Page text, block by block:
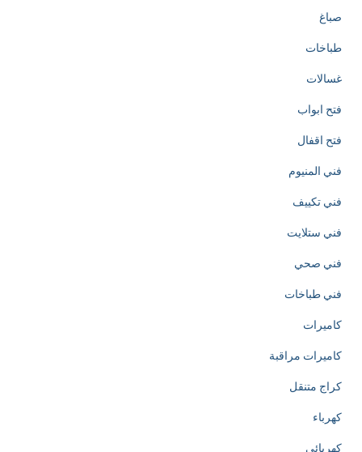
c
e
a
o
n
o
h
p
صباغ
طباخات
غسالات
فتح ابواب
فتح اقفال
فني المنيوم
فني تكييف
فني ستلايت
فني صحي
فني طباخات
كاميرات
كاميرات مراقبة
كراج متنقل
كهرباء
كهربائي